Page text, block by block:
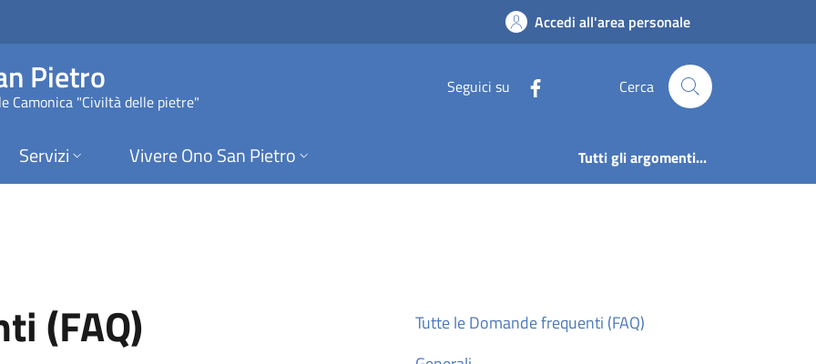
| Comune di Ono San Pietro
Accedi all'area personale
Pietro
Camonica "Civiltà delle pietre"
Seguici su Cerca
Servizi Vivere Ono San Pietro Tutti gli argomenti...
(FAQ)
Tutte le Domande frequenti (FAQ)